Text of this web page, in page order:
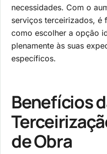
necessidades. Com o
serviços terceirizados, é
como escolher a opção
plenamente às suas
específicos.
Benefícios
de Obra